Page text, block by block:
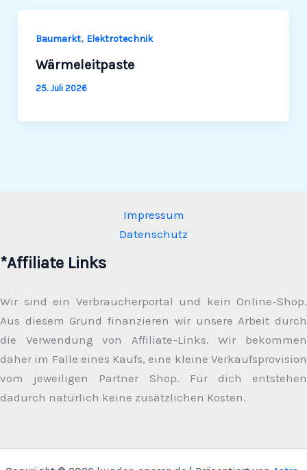
Baumarkt, Elek­tro­technik
Wärmeleitpaste
25. Juli 2026
Impressum
Datenschutz
*Affiliate Links
Wir sind ein Verbraucherportal und kein Online-Shop.
Aus diesem Grund finanzieren wir unsere Arbeit durch
die Verwendung von Affiliate-Links. Wir bekommen
daher im Falle eines Kaufs, eine kleine Verkaufsprovision
vom jeweiligen Partner Shop. Für dich entstehen
dadurch natürlich keine zusätzlichen Kosten.